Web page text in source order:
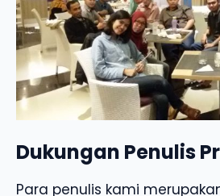
Dukungan Penulis
Para penulis kami